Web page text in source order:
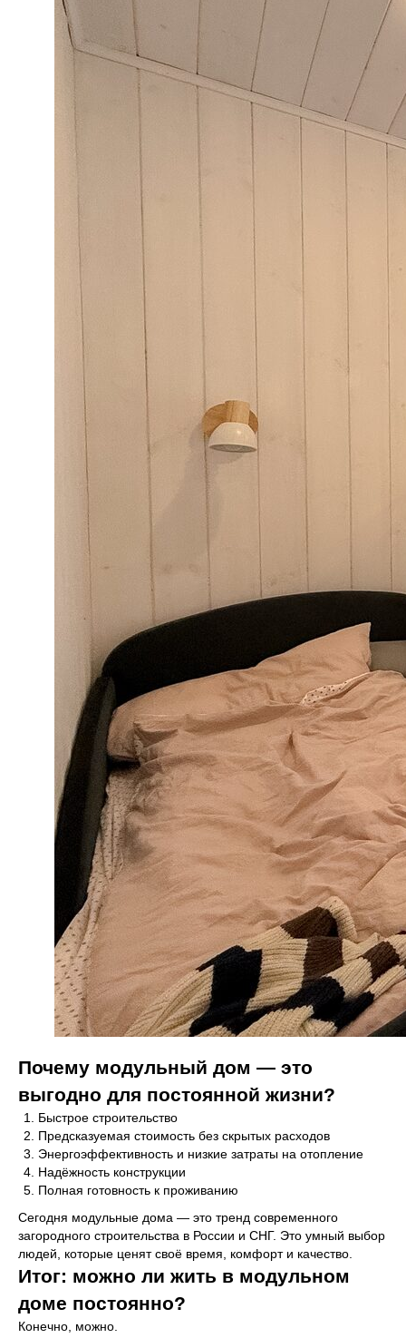
Почему модульный дом — это
выгодно для постоянной жизни?
Быстрое строительство
Предсказуемая стоимость без скрытых расходов
Энергоэффективность и низкие затраты на отопление
Надёжность конструкции
Полная готовность к проживанию
Сегодня модульные дома — это тренд современного
загородного строительства в России и СНГ. Это умный выбор
людей, которые ценят своё время, комфорт и качество.
Итог: можно ли жить в модульном
доме постоянно?
Конечно, можно.